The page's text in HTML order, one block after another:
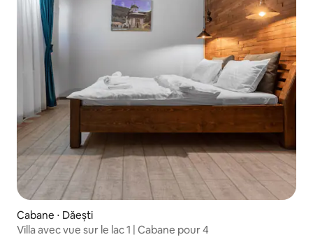
Cabane ⋅ Dăești
Villa avec vue sur le lac 1 | Cabane pour 4